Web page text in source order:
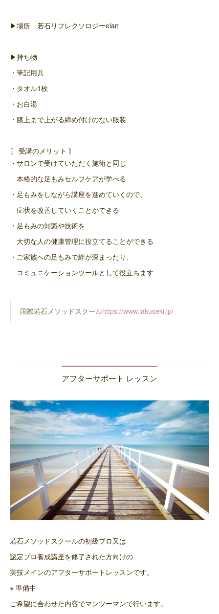
▶場所 若石リフレクソロジーelan
▶持ち物
・筆記用具
・タオル1枚
・お白湯
・膝上まで上がる締め付けのない服装
〖 受講のメリット 〗
・サロンで受けていただく施術と同じ
本格的な足もみセルフケアが学べる
・足もみをしながら講座を進めていくので、
症状を改善していくことができる
・足もみの知識や技術を
大切な人の健康管理に役立てることができる
・ご家族への足もみで絆が深まったり、
コミュニケーションツールとして役立ちます
国際若石メソッドスクールhttps://www.jakuseki.jp/
アフターサポート レッスン
若石メソッドスクールの初級プロ又は
認定プロ養成講座を修了された方向けの
実技メインのアフターサポートレッスンです。
※ 準備中
ご希望に合わせた内容でマンツーマンで行います。